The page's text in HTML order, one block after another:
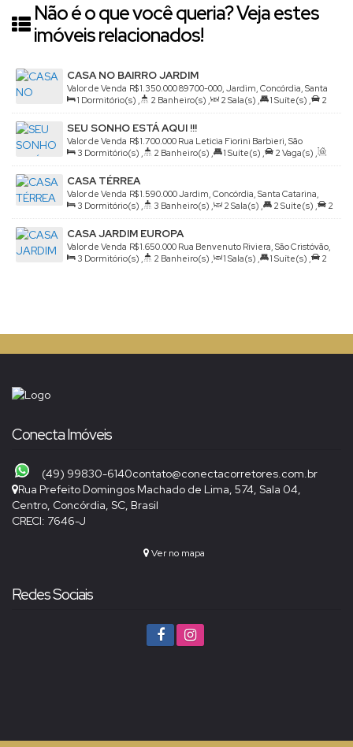
Não é o que você queria? Veja estes
imóveis relacionados!
CASA NO BAIRRO JARDIM
R$1.350.000
Valor de Venda
89700-000, Jardim, Concórdia, Santa
Catarina, Brasil
1 Dormitório(s) , 2 Banheiro(s) , 2 Sala(s) , 1 Suíte(s) ,
2
Vaga(s) , Terreno: 410m²
SEU SONHO ESTÁ AQUI !!!
R$1.700.000
Valor de Venda
Rua Leticia Fiorini Barbieri, São
Cristóvão, Concórdia, Santa Catarina, Brasil
3 Dormitório(s) , 2 Banheiro(s) , 1 Suíte(s) , 2 Vaga(s) ,
Útil: 255m² , Terreno: 480m²
CASA TÉRREA
R$1.590.000
Valor de Venda
Jardim, Concórdia, Santa Catarina,
Brasil
3 Dormitório(s) , 3 Banheiro(s) , 2 Sala(s) , 2 Suíte(s) ,
2
Vaga(s) , Útil: 150m² , Terreno: 378m²
CASA JARDIM EUROPA
R$1.650.000
Valor de Venda
Rua Benvenuto Riviera, São Cristóvão,
Concórdia, Santa Catarina, Brasil
3 Dormitório(s) , 2 Banheiro(s) , 1 Sala(s) , 1 Suíte(s) ,
2
Conecta Imóveis
(49) 99830-6140contato@conectacorretores.com.br
Rua Prefeito Domingos Machado de Lima, 574, Sala 04,
Centro, Concórdia, SC, Brasil
CRECI: 7646-J
Ver no mapa
Redes Sociais